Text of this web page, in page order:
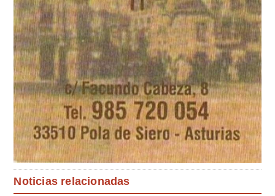
Noticias relacionadas